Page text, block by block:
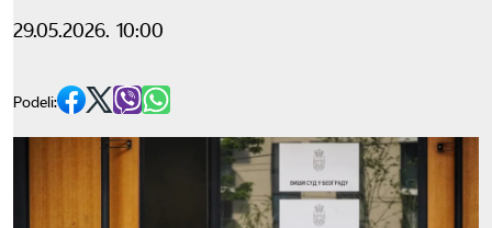
29.05.2026. 10:00
Podeli: